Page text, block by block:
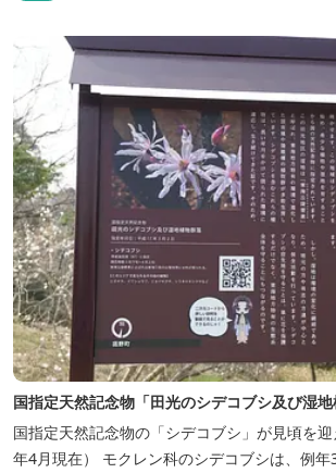
国指定天然記念物「田光のシデコブシ及び湿地
国指定天然記念物の「シデコブシ」が見頃を
年4月現在） モクレン科のシデコブシは、例年3月末からつぼみを